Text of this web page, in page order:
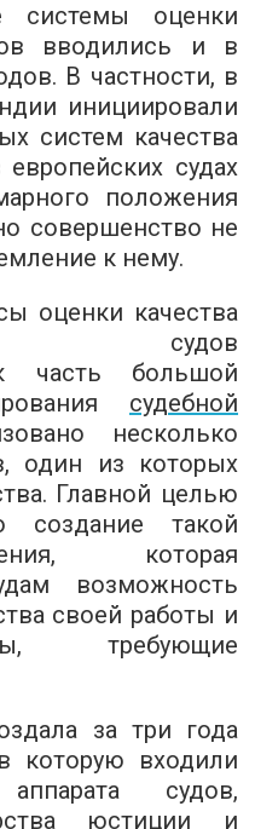
системы оценки
вводились и в
В частности, в
инициировали
систем качества
судах
положения
совершенство не
к нему.
оценки качества
судов
часть большой
судебной
несколько
один из которых
Главной целью
создание такой
которая
возможность
своей работы и
требующие
за три года
которую входили
судов,
юстиции и